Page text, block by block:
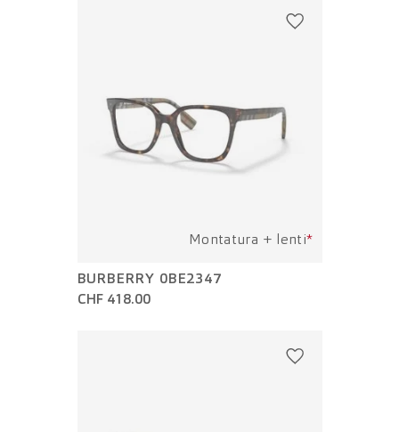
Montatura + lenti*
BURBERRY 0BE2347
CHF 418.00